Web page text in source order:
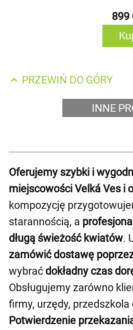
899
PRZEWIŃ DO GÓRY
INNE
Oferujemy szybki i
miejscowości Velká Ves i
kompozycję
starannością, a
długą świeżość kwiatów.
zamówić dostawę
wybraćdokładny czas
Obsługujemy zarówno
firmy, urzędy,
Potwierdzenie